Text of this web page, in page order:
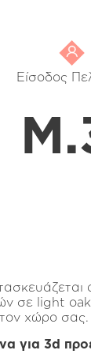
Είσοδος
σε light oak
τον χώρο σας.
για 3d